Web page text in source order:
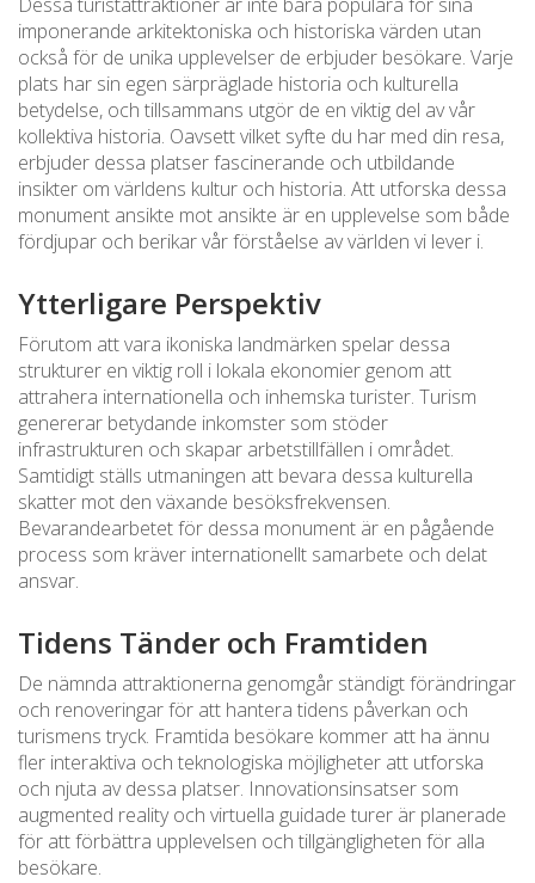
imponerande arkitektoniska och historiska värden utan
också för de unika upplevelser de erbjuder besökare. Varje
plats har sin egen särpräglade historia och kulturella
betydelse, och tillsammans utgör de en viktig del av vår
kollektiva historia. Oavsett vilket syfte du har med din resa,
erbjuder dessa platser fascinerande och utbildande
insikter om världens kultur och historia. Att utforska dessa
monument ansikte mot ansikte är en upplevelse som både
fördjupar och berikar vår förståelse av världen vi lever i.
Ytterligare Perspektiv
Förutom att vara ikoniska landmärken spelar dessa
strukturer en viktig roll i lokala ekonomier genom att
attrahera internationella och inhemska turister. Turism
genererar betydande inkomster som stöder
infrastrukturen och skapar arbetstillfällen i området.
Samtidigt ställs utmaningen att bevara dessa kulturella
skatter mot den växande besöksfrekvensen.
Bevarandearbetet för dessa monument är en pågående
process som kräver internationellt samarbete och delat
ansvar.
Tidens Tänder och Framtiden
De nämnda attraktionerna genomgår ständigt förändringar
och renoveringar för att hantera tidens påverkan och
turismens tryck. Framtida besökare kommer att ha ännu
fler interaktiva och teknologiska möjligheter att utforska
och njuta av dessa platser. Innovationsinsatser som
augmented reality och virtuella guidade turer är planerade
för att förbättra upplevelsen och tillgängligheten för alla
besökare.